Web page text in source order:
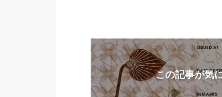
この記事が気